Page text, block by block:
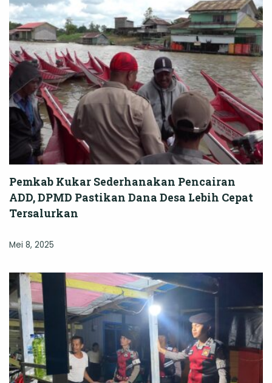
Pemkab Kukar Sederhanakan Pencairan
ADD, DPMD Pastikan Dana Desa Lebih Cepat
Tersalurkan
Mei 8, 2025